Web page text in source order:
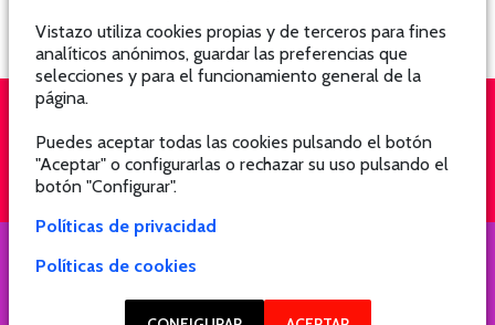
QUIÉNES SOMOS SUSCRÍBETE
Vistazo utiliza cookies propias y de terceros para fines
analíticos anónimos, guardar las preferencias que
selecciones y para el funcionamiento general de la
página.
Puedes aceptar todas las cookies pulsando el botón
"Aceptar" o configurarlas o rechazar su uso pulsando el
botón "Configurar".
Políticas de privacidad
Políticas de cookies